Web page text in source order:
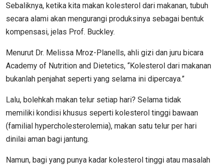
Sebaliknya, ketika kita makan kolesterol dari makanan, tubuh
secara alami akan mengurangi produksinya sebagai bentuk
kompensasi, jelas Prof. Buckley.
Menurut Dr. Melissa Mroz-Planells, ahli gizi dan juru bicara
Academy of Nutrition and Dietetics, “Kolesterol dari makanan
bukanlah penjahat seperti yang selama ini dipercaya.”
Lalu, bolehkah makan telur setiap hari? Selama tidak
memiliki kondisi khusus seperti kolesterol tinggi bawaan
(familial hypercholesterolemia), makan satu telur per hari
dinilai aman bagi jantung.
Namun, bagi yang punya kadar kolesterol tinggi atau masalah